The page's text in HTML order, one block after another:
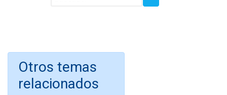
Otros temas
relacionados